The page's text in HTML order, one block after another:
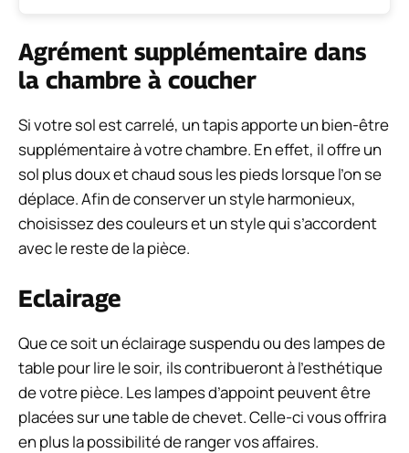
Agrément supplémentaire dans
la chambre à coucher
Si votre sol est carrelé, un tapis apporte un bien-être
supplémentaire à votre chambre. En effet, il offre un
sol plus doux et chaud sous les pieds lorsque l’on se
déplace. Afin de conserver un style harmonieux,
choisissez des couleurs et un style qui s’accordent
avec le reste de la pièce.
Eclairage
Que ce soit un éclairage suspendu ou des lampes de
table pour lire le soir, ils contribueront à l’esthétique
de votre pièce. Les lampes d’appoint peuvent être
placées sur une table de chevet. Celle-ci vous offrira
en plus la possibilité de ranger vos affaires.